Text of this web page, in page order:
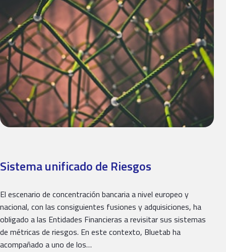
Sistema unificado de Riesgos
El escenario de concentración bancaria a nivel europeo y
nacional, con las consiguientes fusiones y adquisiciones, ha
obligado a las Entidades Financieras a revisitar sus sistemas
de métricas de riesgos. En este contexto, Bluetab ha
acompañado a uno de los…